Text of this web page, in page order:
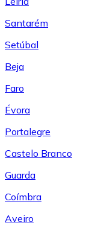
Santarém
Setúbal
Beja
Faro
Évora
Portalegre
Castelo Branco
Guarda
Coímbra
Aveiro